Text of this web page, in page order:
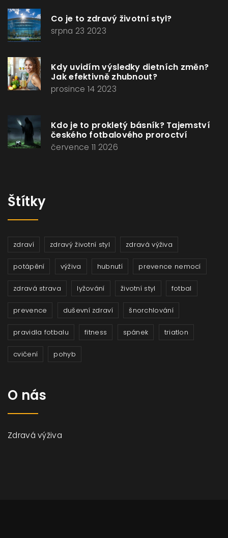
Co je to zdravý životní styl?
srpna 23 2023
Kdy uvidím výsledky dietních změn?
Jak efektivně zhubnout?
prosince 14 2023
Kdo je to prokletý básník? Tajemství
českého fotbalového proroctví
července 11 2026
Štítky
zdraví zdravý životní styl zdravá výživa
potápění výživa hubnutí prevence nemocí
zdravá strava lyžování životní styl fotbal
prevence duševní zdraví šnorchlování
pravidla fotbalu fitness spánek triatlon
cvičení pohyb
O nás
Zdravá výživa